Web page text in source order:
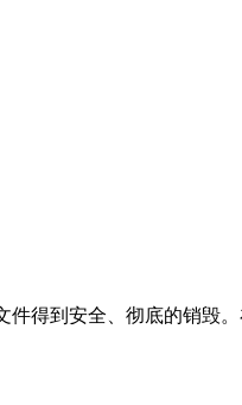
得到安全、彻底的销毁